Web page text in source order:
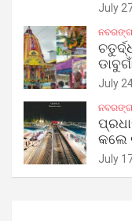
July
July
କଲେ
July